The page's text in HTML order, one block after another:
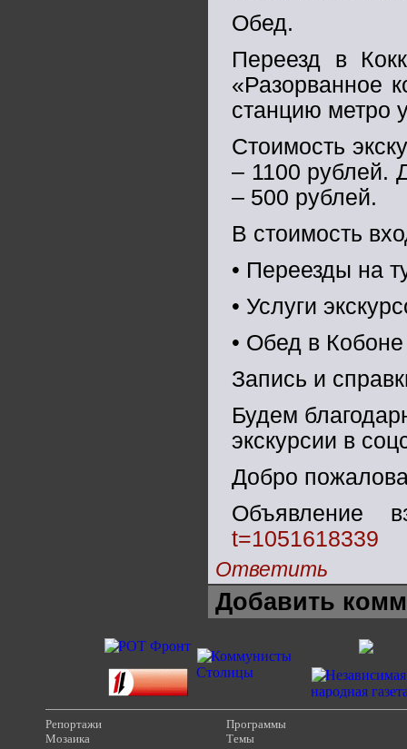
Обед.
Переезд в
«Разорванное
станцию метро
Стоимость
– 1100 рублей.
– 500 рублей.
В стоимость
• Переезды на
• Услуги
• Обед в Кобоне
Запись и
Будем
экскурсии в
Добро
Объявление
t=1051618339
Ответить
Добавить
Репортажи
Мозаика
Программы
Темы